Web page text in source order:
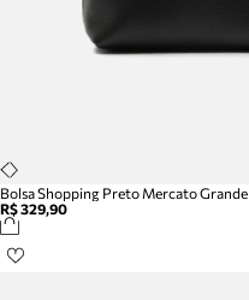
Bolsa Shopping Preto Mercato Grande
R$ 329,90